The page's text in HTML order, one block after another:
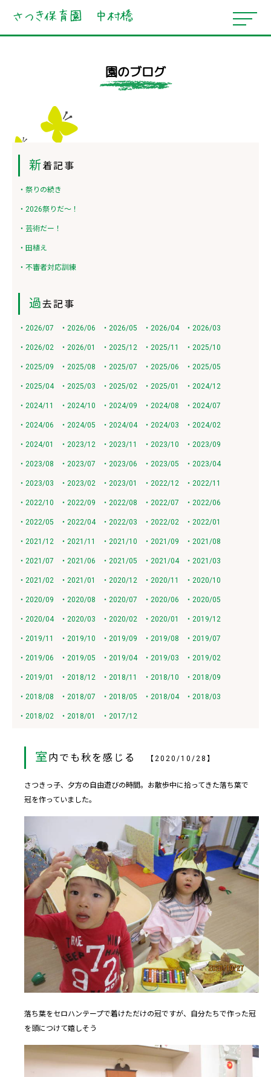
園のブログ
新着記事
・祭りの続き
・2026祭りだ～！
・芸術だー！
・田植え
・不審者対応訓練
過去記事
・2026/07 ・2026/06 ・2026/05 ・2026/04 ・2026/03
・2026/02 ・2026/01 ・2025/12 ・2025/11 ・2025/10
・2025/09 ・2025/08 ・2025/07 ・2025/06 ・2025/05
・2025/04 ・2025/03 ・2025/02 ・2025/01 ・2024/12
・2024/11 ・2024/10 ・2024/09 ・2024/08 ・2024/07
・2024/06 ・2024/05 ・2024/04 ・2024/03 ・2024/02
・2024/01 ・2023/12 ・2023/11 ・2023/10 ・2023/09
・2023/08 ・2023/07 ・2023/06 ・2023/05 ・2023/04
・2023/03 ・2023/02 ・2023/01 ・2022/12 ・2022/11
・2022/10 ・2022/09 ・2022/08 ・2022/07 ・2022/06
・2022/05 ・2022/04 ・2022/03 ・2022/02 ・2022/01
・2021/12 ・2021/11 ・2021/10 ・2021/09 ・2021/08
・2021/07 ・2021/06 ・2021/05 ・2021/04 ・2021/03
・2021/02 ・2021/01 ・2020/12 ・2020/11 ・2020/10
・2020/09 ・2020/08 ・2020/07 ・2020/06 ・2020/05
・2020/04 ・2020/03 ・2020/02 ・2020/01 ・2019/12
・2019/11 ・2019/10 ・2019/09 ・2019/08 ・2019/07
・2019/06 ・2019/05 ・2019/04 ・2019/03 ・2019/02
・2019/01 ・2018/12 ・2018/11 ・2018/10 ・2018/09
・2018/08 ・2018/07 ・2018/05 ・2018/04 ・2018/03
・2018/02 ・2018/01 ・2017/12
室内でも秋を感じる 【2020/10/28】
さつきっ子、夕方の自由遊びの時間。お散歩中に拾ってきた落ち葉で
冠を作っていました。
落ち葉をセロハンテープで着けただけの冠ですが、自分たちで作った冠
を頭につけて嬉しそう